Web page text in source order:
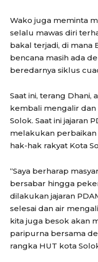
Wako juga meminta
selalu mawas diri
bakal terjadi, di mana
bencana masih ada
beredarnya siklus
Saat ini, terang Dhani,
kembali mengalir dan
Solok. Saat ini jajaran
melakukan
hak-hak rakyat Kota
“Saya berharap
bersabar hingga
dilakukan jajaran
selesai dan air
kita juga besok akan
paripurna bersama
rangka HUT kota